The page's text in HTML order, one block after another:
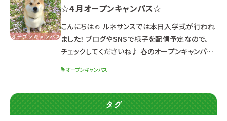
☆４月オープンキャンパス☆
こんにちは☺ ルネサンスでは本日入学式が行われ
ました！ ブログやSNSで様子を配信予定なので、
チェックしてくださいね♪ 春のオープンキャンパス
日（土）★ ※体験授業によって開催時間が異なる
のでご注意ください！ １２：３０～１６：００ （１２：
オープンキャンパス
タグ